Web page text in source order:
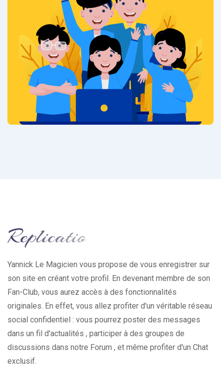
Yannick Le Magicien vous propose de vous enregistrer sur
son site en créant votre profil. En devenant membre de son
Fan-Club, vous aurez accès à des fonctionnalités
originales. En effet, vous allez profiter d'un véritable réseau
social confidentiel : vous pourrez poster des messages
dans un fil d'actualités , participer à des groupes de
discussions dans notre Forum , et même profiter d'un Chat
exclusif.